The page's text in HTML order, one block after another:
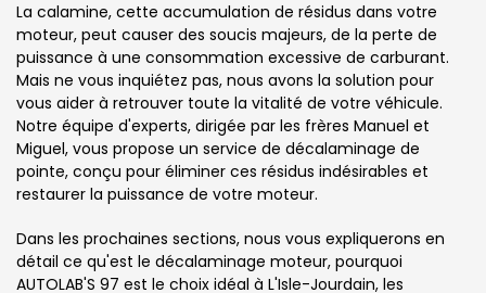
La calamine, cette accumulation de résidus dans votre
moteur, peut causer des soucis majeurs, de la perte de
puissance à une consommation excessive de carburant.
Mais ne vous inquiétez pas, nous avons la solution pour
vous aider à retrouver toute la vitalité de votre véhicule.
Notre équipe d'experts, dirigée par les frères Manuel et
Miguel, vous propose un service de décalaminage de
pointe, conçu pour éliminer ces résidus indésirables et
restaurer la puissance de votre moteur.
Dans les prochaines sections, nous vous expliquerons en
détail ce qu'est le décalaminage moteur, pourquoi
AUTOLAB'S 97 est le choix idéal à L'Isle-Jourdain, les